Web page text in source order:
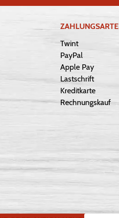
Twint
PayPal
Apple Pay
Lastschrift
Kreditkarte
Rechnungskauf